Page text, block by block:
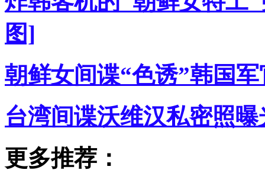
图]
朝鲜女间谍“色诱”韩国
台湾间谍沃维汉私密照
更多推荐：